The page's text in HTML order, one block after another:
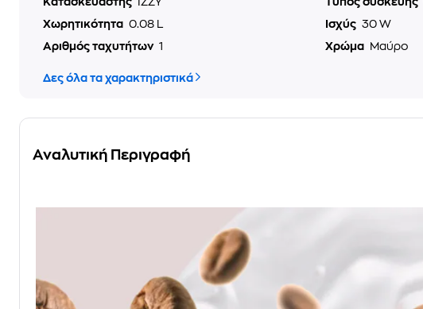
Χωρητικότητα 0.08 L Ισχύς 30 W
Αριθμός ταχυτήτων 1 Χρώμα Μαύρο
Δες όλα τα χαρακτηριστικά
Αναλυτική Περιγραφή